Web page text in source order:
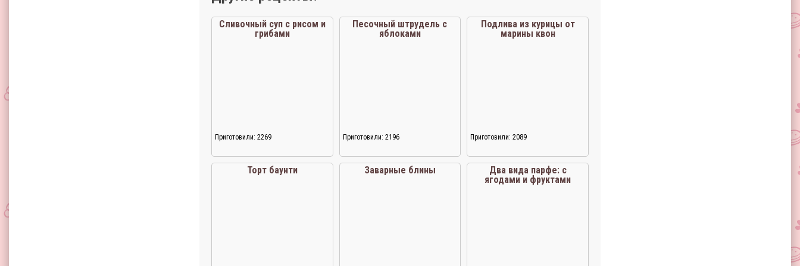
Сливочный суп с рисом и
грибами
Приготовили: 2269
Песочный штрудель с
яблоками
Приготовили: 2196
Подлива из курицы от
марины квон
Приготовили: 2089
Торт баунти Заварные блины
Два вида парфе: с
ягодами и фруктами